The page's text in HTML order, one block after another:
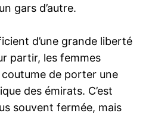
gars d’autre.
d’une grande liberté
partir, les femmes
de porter une
des émirats. C’est
souvent fermée, mais